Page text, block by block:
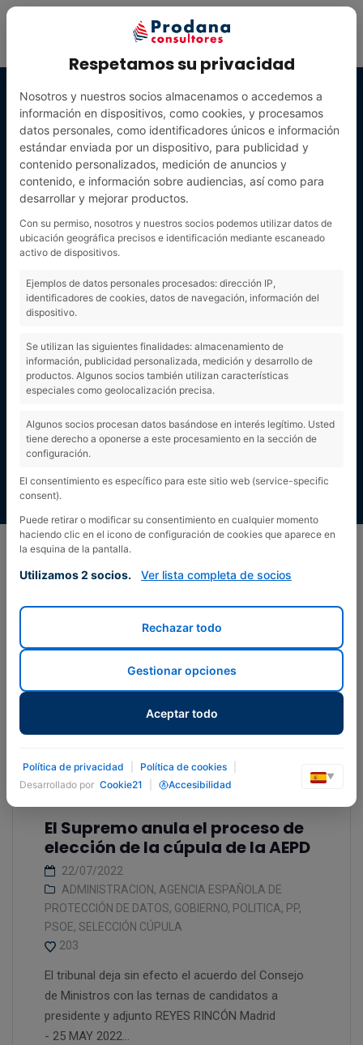
julio 2022
El Supremo anula el proceso de
elección de la cúpula de la AEPD
22/07/2022
ADMINISTRACION, AGENCIA ESPAÑOLA DE
PROTECCIÓN DE DATOS, GOBIERNO, POLITICA, PP,
PSOE, SELECCIÓN CÚPULA
203
El tribunal deja sin efecto el acuerdo del Consejo
de Ministros con las ternas de candidatos a
presidente y adjunto REYES RINCÓN Madrid
- 25 MAY 2022...
Respetamos su privacidad
Nosotros y nuestros socios almacenamos o accedemos a
información en dispositivos, como cookies, y procesamos
datos personales, como identificadores únicos e información
estándar enviada por un dispositivo, para publicidad y
contenido personalizados, medición de anuncios y
contenido, e información sobre audiencias, así como para
desarrollar y mejorar productos.
Con su permiso, nosotros y nuestros socios podemos utilizar datos de
ubicación geográfica precisos e identificación mediante escaneado
activo de dispositivos.
Ejemplos de datos personales procesados: dirección IP,
identificadores de cookies, datos de navegación, información del
dispositivo.
Se utilizan las siguientes finalidades: almacenamiento de
información, publicidad personalizada, medición y desarrollo de
productos. Algunos socios también utilizan características
especiales como geolocalización precisa.
Algunos socios procesan datos basándose en interés legítimo. Usted
tiene derecho a oponerse a este procesamiento en la sección de
configuración.
El consentimiento es específico para este sitio web (service-specific
consent).
Puede retirar o modificar su consentimiento en cualquier momento
haciendo clic en el icono de configuración de cookies que aparece en
la esquina de la pantalla.
Utilizamos 2 socios. Ver lista completa de socios
Rechazar todo
Gestionar opciones
Aceptar todo
Política de privacidad Política de cookies
Desarrollado por Cookie21 Accesibilidad
▼